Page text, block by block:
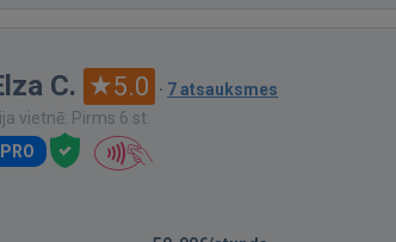
C. 5.0 · 7 atsauksmes
vietnē: Pirms 6 st.
PRO